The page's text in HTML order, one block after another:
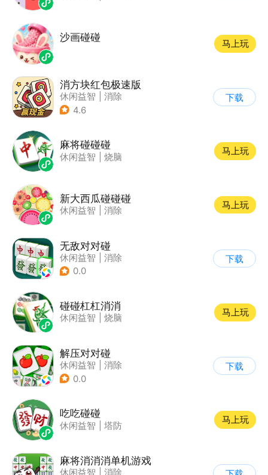
沙画碰碰
马上玩
消方块红包极速版
休闲益智
消除
| 积分网赚
4.6
下载
麻将碰碰碰
休闲益智 烧脑
马上玩
新大西瓜碰碰碰
休闲益智 消除
马上玩
无敌对对碰
休闲益智
消除
0.0
下载
碰碰杠杠消消
休闲益智 烧脑
马上玩
解压对对碰
休闲益智
消除
0.0
下载
吃吃碰碰
休闲益智 塔防
马上玩
麻将消消消单机游戏